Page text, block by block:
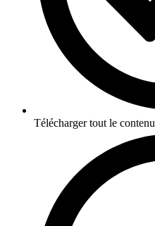
Télécharger tout le contenu